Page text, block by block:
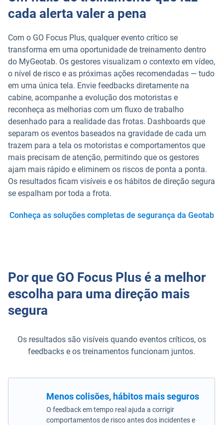
cada alerta valer a pena
Com o GO Focus Plus, qualquer evento crítico se
transforma em uma oportunidade de treinamento dentro
do MyGeotab. Os gestores visualizam o contexto em vídeo,
o nível de risco e as próximas ações recomendadas — tudo
em uma única tela. Envie feedbacks diretamente na
cabine, acompanhe a evolução dos motoristas e
reconheça as melhorias com um fluxo de trabalho
desenhado para a realidade das frotas. Dashboards que
separam os eventos baseados na gravidade de cada um
trazem para a tela os motoristas e comportamentos que
mais precisam de atenção, permitindo que os gestores
ajam mais rápido e eliminem os riscos de ponta a ponta.
Os resultados ficam visíveis e os hábitos de direção segura
se espalham por toda a frota.
Conheça as soluções completas de segurança da Geotab
Por que GO Focus Plus é a melhor
escolha para uma direção mais
segura
Os resultados são visíveis quando eventos críticos, os
feedbacks e os treinamentos funcionam juntos.
Menos colisões, hábitos mais seguros
O feedback em tempo real ajuda a corrigir
comportamentos de risco antes dos incidentes e